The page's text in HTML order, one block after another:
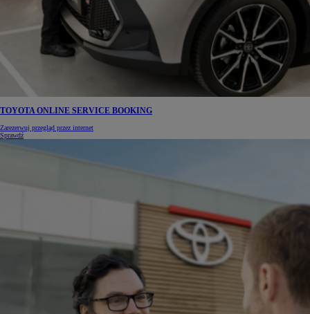
TOYOTA ONLINE SERVICE BOOKING
Zarezerwuj przegląd przez internet
Sprawdź